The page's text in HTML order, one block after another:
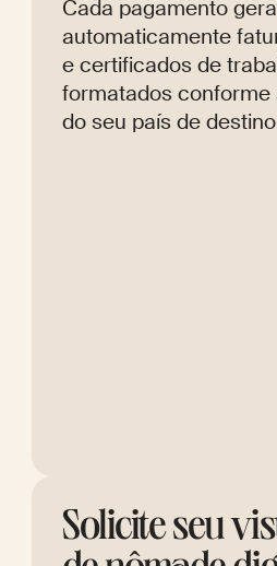
Cada pagamento gera
automaticamente
e certificados de
formatados conforme
do seu país de
Solicite seu